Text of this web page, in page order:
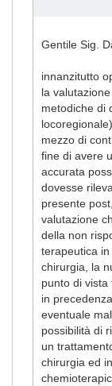
Gentile Sig.
innanzitutto
la
metodiche di
mezzo di
fine di avere
accurata
dovesse
presente
valutazione
della non
terapeutica
chirurgia, la
punto di
in
eventuale
possibilità di
un
chirurgia ed